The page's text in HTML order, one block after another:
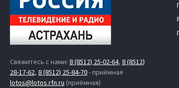
Свяжитесь с нами: 8 (8512) 25-02-64, 8 (8512)
28-17-62, 8 (8512) 25-84-70- приёмная
lotos@lotos.rfn.ru (приёмная)